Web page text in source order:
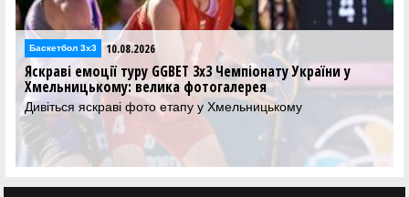
Баскетбол 3х3 10.08.2026
Яскраві емоції туру GGBET 3х3 Чемпіонату України у
Хмельницькому: велика фотогалерея
Дивіться яскраві фото етапу у Хмельницькому